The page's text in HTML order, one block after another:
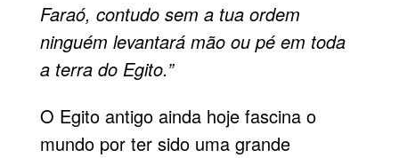
Faraó, contudo sem a tua ordem
ninguém levantará mão ou pé em toda
a terra do Egito.”
O Egito antigo ainda hoje fas­cina o
mundo por ter sido uma grande